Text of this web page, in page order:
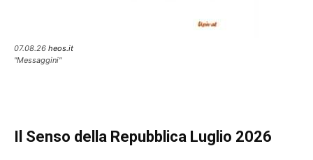
07.08.26 heos.it
"Messaggini"
Il Senso della Repubblica Luglio 2026